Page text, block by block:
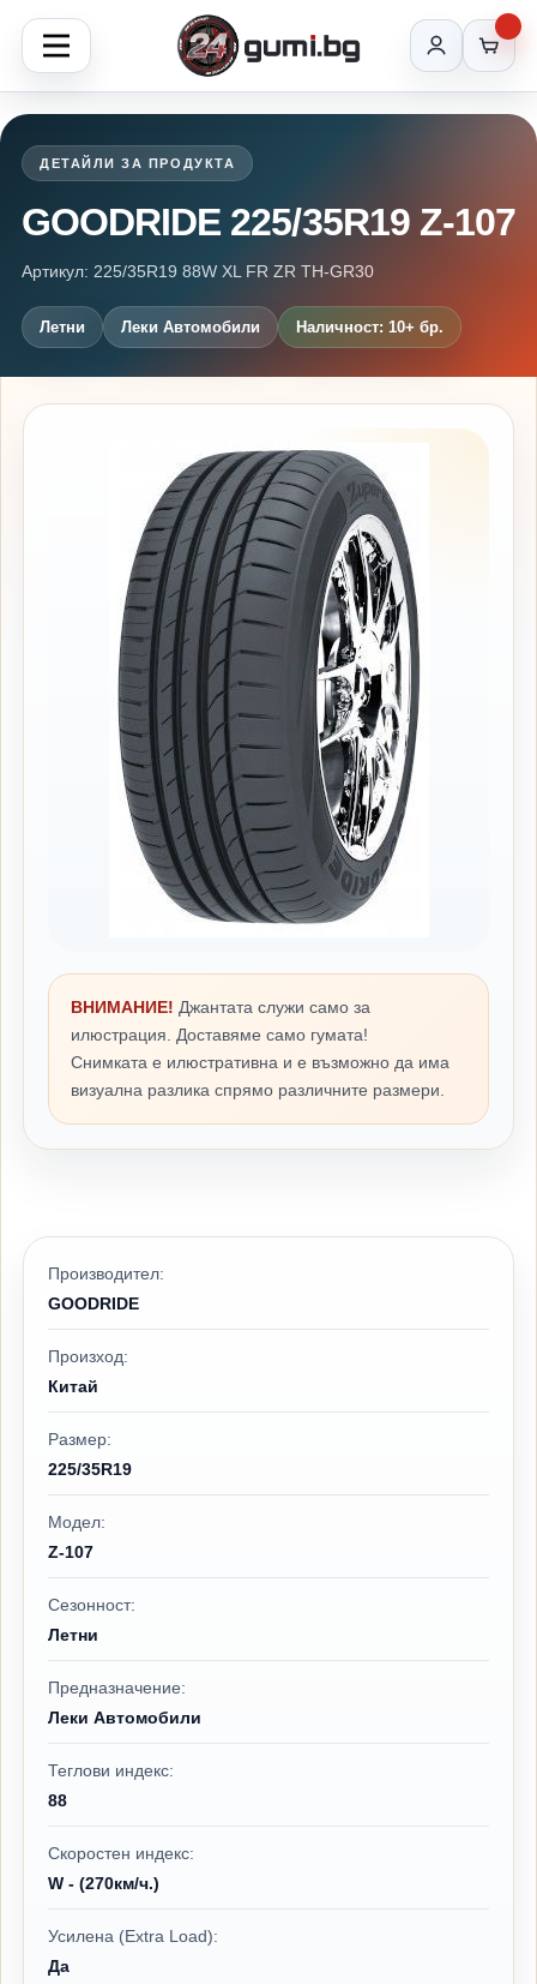
ДЕТАЙЛИ ЗА ПРОДУКТА
GOODRIDE 225/35R19 Z-107
Артикул: 225/35R19 88W XL FR ZR TH-GR30
Летни Леки Автомобили Наличност: 10+ бр.
ВНИМАНИЕ! Джантата служи само за
илюстрация. Доставяме само гумата!
Снимката е илюстративна и е възможно да има
визуална разлика спрямо различните размери.
Производител:
GOODRIDE
Произход:
Китай
Размер:
225/35R19
Модел:
Z-107
Сезонност:
Летни
Предназначение:
Леки Автомобили
Теглови индекс:
88
Скоростен индекс:
W - (270км/ч.)
Усилена (Extra Load):
Да